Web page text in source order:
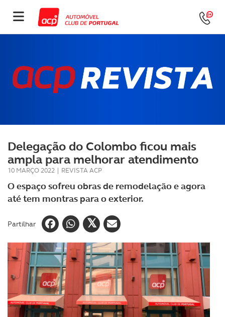
Delegação do Colombo ficou mais
ampla para melhorar atendimento
10 MARÇO 2022 | REVISTA ACP
O espaço sofreu obras de remodelação e agora
até tem montras para o exterior.
Partilhar